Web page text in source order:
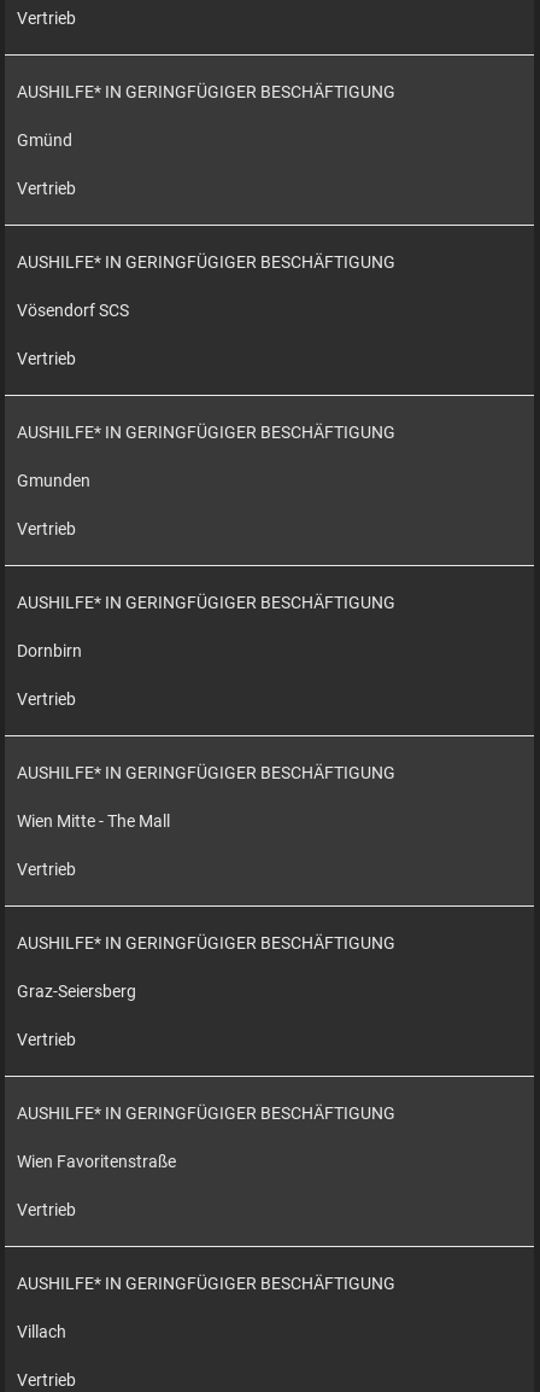
Vertrieb
AUSHILFE* IN GERINGFÜGIGER BESCHÄFTIGUNG
Gmünd
Vertrieb
AUSHILFE* IN GERINGFÜGIGER BESCHÄFTIGUNG
Vösendorf SCS
Vertrieb
AUSHILFE* IN GERINGFÜGIGER BESCHÄFTIGUNG
Gmunden
Vertrieb
AUSHILFE* IN GERINGFÜGIGER BESCHÄFTIGUNG
Dornbirn
Vertrieb
AUSHILFE* IN GERINGFÜGIGER BESCHÄFTIGUNG
Wien Mitte - The Mall
Vertrieb
AUSHILFE* IN GERINGFÜGIGER BESCHÄFTIGUNG
Graz-Seiersberg
Vertrieb
AUSHILFE* IN GERINGFÜGIGER BESCHÄFTIGUNG
Wien Favoritenstraße
Vertrieb
AUSHILFE* IN GERINGFÜGIGER BESCHÄFTIGUNG
Villach
Vertrieb